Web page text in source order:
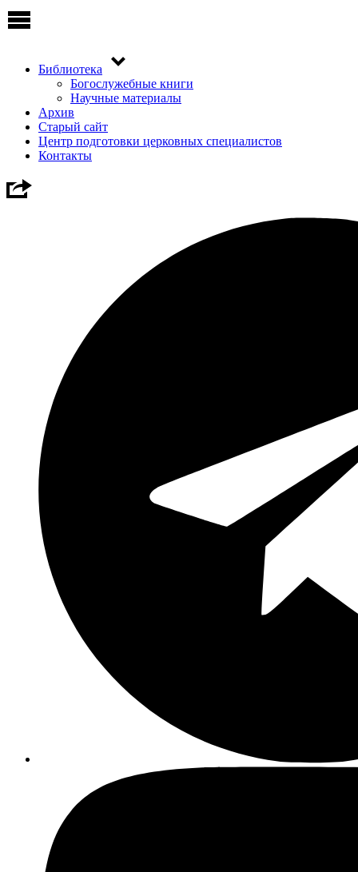
Библиотека
Богослужебные книги
Научные материалы
Архив
Старый сайт
Центр подготовки церковных специалистов
Контакты